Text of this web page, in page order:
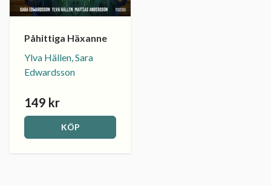
Påhittiga Häxanne
Ylva Hällen, Sara
Edwardsson
149 kr
KÖP